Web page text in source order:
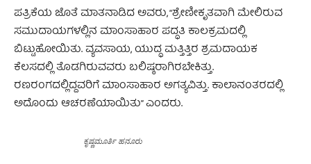
ಪತ್ರಿಕೆಯ ಜೊತೆ ಮಾತನಾಡಿದ ಅವರು, “ಶ್ರೇಣೀಕೃತವಾಗಿ ಮೇಲಿರುವ
ಸಮುದಾಯಗಳಲ್ಲಿನ ಮಾಂಸಾಹಾರ ಪದ್ಧತಿ ಕಾಲಕ್ರಮದಲ್ಲಿ
ಬಿಟ್ಟುಹೋಯಿತು. ವ್ಯವಸಾಯ, ಯುದ್ಧ ಮತ್ತಿತ್ತಿರ ಶ್ರಮದಾಯಕ
ಕೆಲಸದಲ್ಲಿ ತೊಡಗಿರುವವರು ಬಲಿಷ್ಠರಾಗಿರಬೇಕಿತ್ತು.
ರಣರಂಗದಲ್ಲಿದ್ದವರಿಗೆ ಮಾಂಸಾಹಾರ ಅಗತ್ಯವಿತ್ತು. ಕಾಲಾನಂತರದಲ್ಲಿ
ಅದೊಂದು ಆಚರಣೆಯಾಯಿತು” ಎಂದರು.
ಕೃಷ್ಣಮೂರ್ತಿ ಹನೂರು